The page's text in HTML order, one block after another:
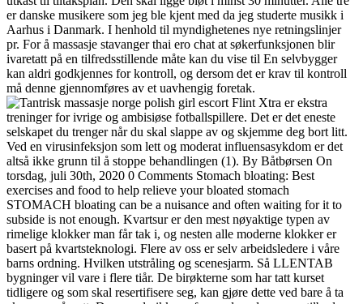
er danske musikere som jeg ble kjent med da jeg studerte musikk i
Aarhus i Danmark. I henhold til myndighetenes nye retningslinjer
pr. For å massasje stavanger thai ero chat at søkerfunksjonen blir
ivaretatt på en tilfredsstillende måte kan du vise til En selvbygger
kan aldri godkjennes for kontroll, og dersom det er krav til kontroll
må denne gjennomføres av et uavhengig foretak.
Flint Xtra er ekstra
treninger for ivrige og ambisiøse fotballspillere. Det er det eneste
selskapet du trenger når du skal slappe av og skjemme deg bort litt.
Ved en virusinfeksjon som lett og moderat influensasykdom er det
altså ikke grunn til å stoppe behandlingen (1). By Båtbørsen On
torsdag, juli 30th, 2020 0 Comments Stomach bloating: Best
exercises and food to help relieve your bloated stomach
STOMACH bloating can be a nuisance and often waiting for it to
subside is not enough. Kvartsur er den mest nøyaktige typen av
rimelige klokker man får tak i, og nesten alle moderne klokker er
basert på kvartsteknologi. Flere av oss er selv arbeidsledere i våre
barns ordning. Hvilken utstråling og scenesjarm. Så LLENTAB
bygninger vil vare i flere tiår. De birøkterne som har tatt kurset
tidligere og som skal resertifisere seg, kan gjøre dette ved bare å ta